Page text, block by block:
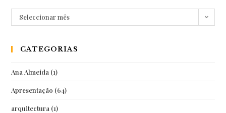
Arquivo
Seleccionar mês
CATEGORIAS
Ana Almeida (1)
Apresentação (64)
arquitectura (1)